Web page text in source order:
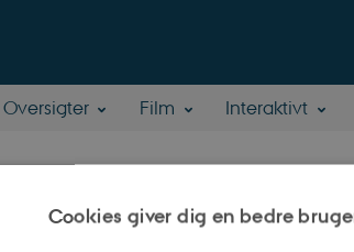
Oversigter Film Interaktivt
Lagoni
Cookies giver dig en bedre